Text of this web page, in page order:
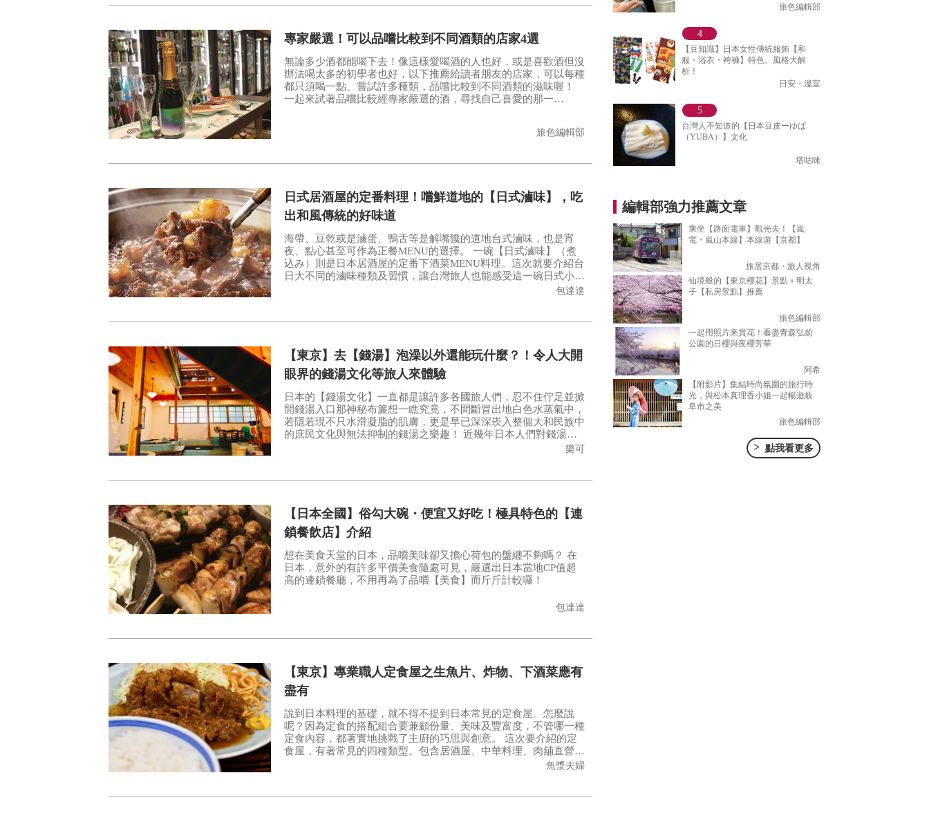
專家嚴選！可以品嚐比較到不同酒類的店家4選
無論多少酒都能喝下去！像這樣愛喝酒的人也好，或是喜歡酒但沒
辦法喝太多的初學者也好，以下推薦給讀者朋友的店家，可以每種
都只須喝一點、嘗試許多種類，品嚐比較到不同酒類的滋味喔！
一起來試著品嚐比較經專家嚴選的酒，尋找自己喜愛的那一
旅色編輯部
日式居酒屋的定番料理！嚐鮮道地的【日式滷味】，吃
出和風傳統的好味道
海帶、豆乾或是滷蛋、鴨舌等是解嘴饞的道地台式滷味，也是宵
夜、點心甚至可作為正餐MENU的選擇。 一碗【日式滷味】（煮
込み）則是日本居酒屋的定番下酒菜MENU料理。這次就要介紹台
日大不同的滷味種類及習慣，讓台灣旅人也能感受這一碗日式小吃
包達達
【東京】去【錢湯】泡澡以外還能玩什麼？！令人大開
眼界的錢湯文化等旅人來體驗
日本的【錢湯文化】一直都是讓許多各國旅人們，忍不住佇足並掀
開錢湯入口那神秘布簾想一瞧究竟，不間斷冒出地白色水蒸氣中，
若隱若現不只水滑凝脂的肌膚，更是早已深深崁入整個大和民族中
的庶民文化與無法抑制的錢湯之樂趣！ 近幾年日本人們對錢湯的
愛，簡直到了無法抑制的程度，不斷進化中誕生出許多令人驚豔的
樂可
【日本全國】俗勾大碗・便宜又好吃！極具特色的【連
鎖餐飲店】介紹
想在美食天堂的日本，品嚐美味卻又擔心荷包的盤纏不夠嗎？ 在
日本，意外的有許多平價美食隨處可見，嚴選出日本當地CP值超
高的連鎖餐廳，不用再為了品嚐【美食】而斤斤計較囉！
包達達
【東京】專業職人定食屋之生魚片、炸物、下酒菜應有
盡有
說到日本料理的基礎，就不得不提到日本常見的定食屋。怎麼說
呢？因為定食的搭配組合要兼顧份量、美味及豐富度，不管哪一種
定食內容，都著實地挑戰了主廚的巧思與創意。 這次要介紹的定
食屋，有著常見的四種類型。包含居酒屋、中華料理、肉舖直營的
餐廳與魚舖直營的店家。全都是十分在地的店家，使用新鮮的食材
魚漿夫婦
旅色編輯部
【豆知識】日本女性傳統服飾【和
服・浴衣・袴褲】特色、風格大解
析！
日安・溫室
台灣人不知道的【日本豆皮ーゆば
（YUBA）】文化
塔咕咪
編輯部強力推薦文章
乘坐【路面電車】觀光去！【嵐
電・嵐山本線】本線遊【京都】
旅居京都・旅人視角
仙境般的【東京櫻花】景點＋明太
子【私房景點】推薦
旅色編輯部
一起用照片來賞花！看盡青森弘前
公園的日櫻與夜櫻芳華
阿希
【附影片】集結時尚氛圍的旅行時
光，與松本真理香小姐一起暢遊岐
阜市之美
旅色編輯部
> 點我看更多